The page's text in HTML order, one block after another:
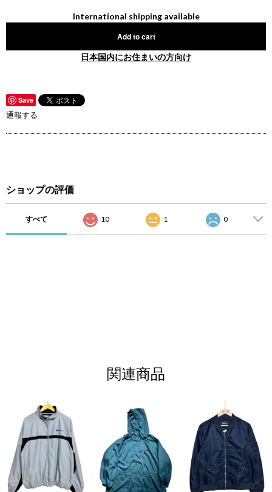
International shipping available
Add to cart
日本国内にお住まいの方向け
Save
通報する
ショップの評価
すべて 10 1 0
関連商品